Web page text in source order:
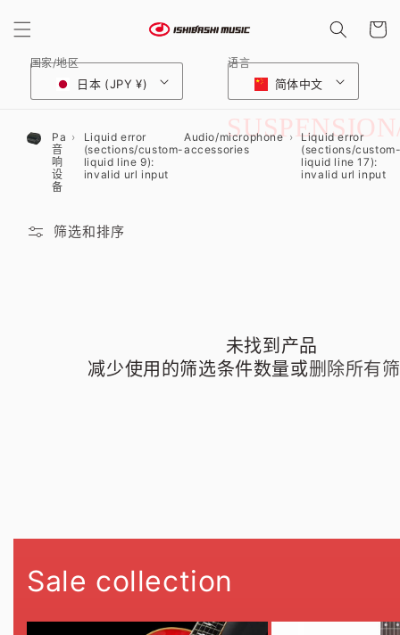
容
国家/地区
日本 (JPY ¥)
语言
简体中文
物
收
藏
Pa
音
响
设
备
Liquid error
(sections/custom-
liquid line 9):
invalid url input
Audio/microphone
accessories
Liquid error
(sections/
liquid line 17):
invalid url input
筛选和排序
未找到产品
减少使用的筛选条件数量或删除所有
Sale collection